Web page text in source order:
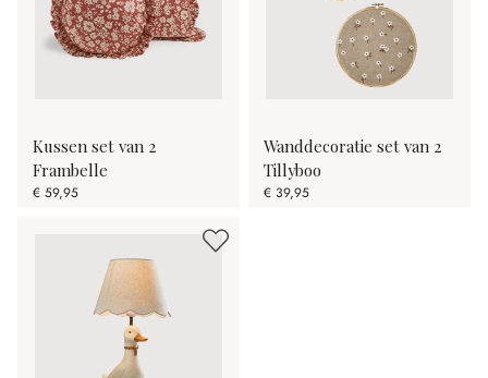
Kussen set van 2
Frambelle
€ 59,95
Wanddecoratie set van 2
Tillyboo
€ 39,95